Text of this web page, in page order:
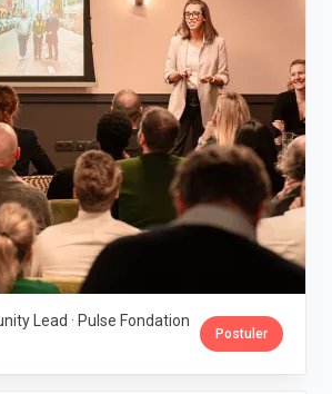
Lead · Pulse Fondation
Postuler